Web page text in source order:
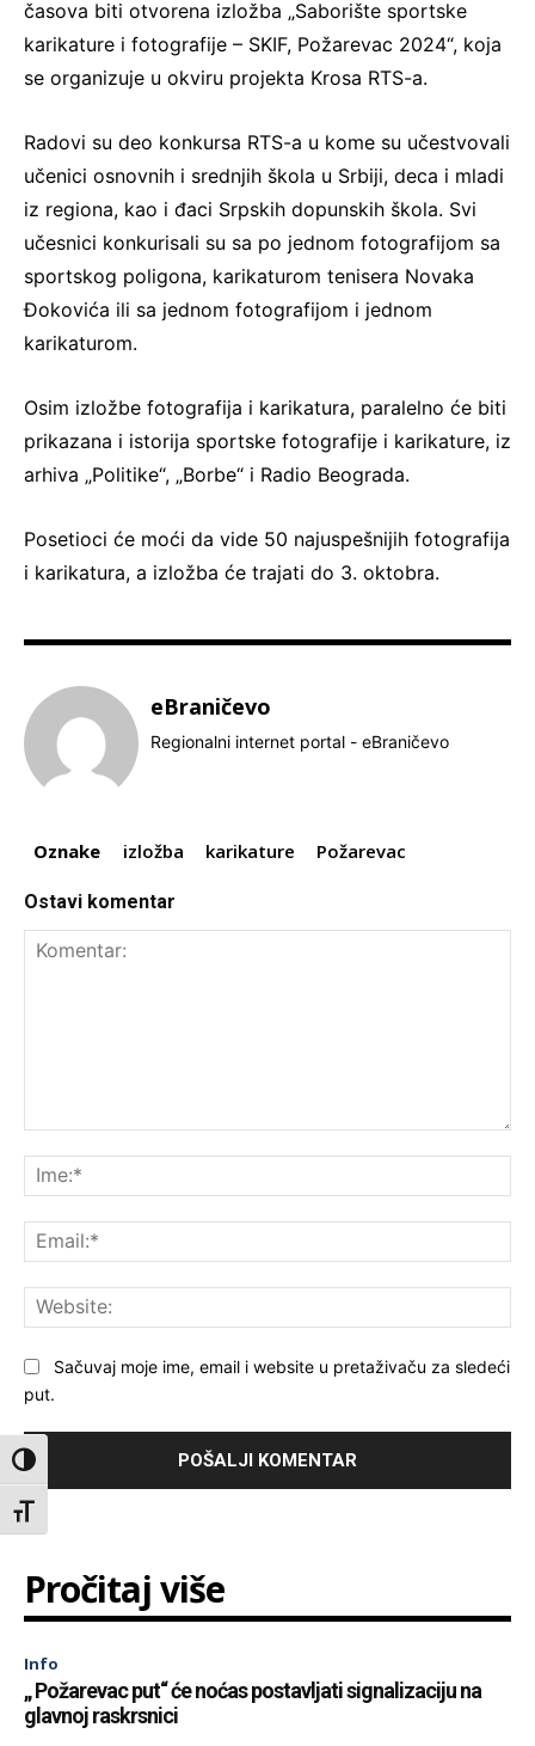
Toggle High Contrast
Toggle Font size
časova biti otvorena izložba „Saborište sportske
karikature i fotografije – SKIF, Požarevac 2024“, koja
se organizuje u okviru projekta Krosa RTS-a.
Radovi su deo konkursa RTS-a u kome su učestvovali
učenici osnovnih i srednjih škola u Srbiji, deca i mladi
iz regiona, kao i đaci Srpskih dopunskih škola. Svi
učesnici konkurisali su sa po jednom fotografijom sa
sportskog poligona, karikaturom tenisera Novaka
Đokovića ili sa jednom fotografijom i jednom
karikaturom.
Osim izložbe fotografija i karikatura, paralelno će biti
prikazana i istorija sportske fotografije i karikature, iz
arhiva „Politike“, „Borbe“ i Radio Beograda.
Posetioci će moći da vide 50 najuspešnijih fotografija
i karikatura, a izložba će trajati do 3. oktobra.
eBraničevo
Regionalni internet portal - eBraničevo
Oznake izložba karikature Požarevac
Ostavi komentar
Sačuvaj moje ime, email i website u pretaživaču za sledeći
put.
Pročitaj više
Info
„ Požarevac put“ će noćas postavljati signalizaciju na
glavnoj raskrsnici